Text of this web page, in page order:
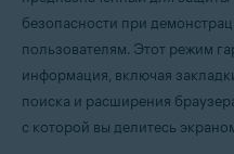
Windows и macOS
безопасности при
пользователям. Этот режим
информация, включая
поиска и расширения
с которой вы делитесь